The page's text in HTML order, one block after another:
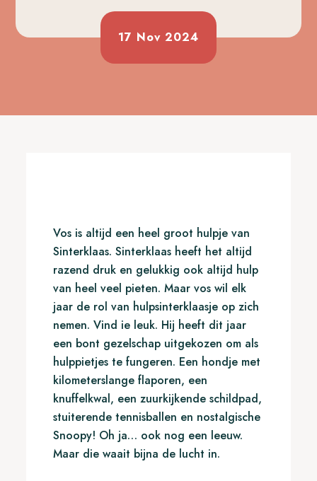
17 Nov 2024
Vos is altijd een heel groot hulpje van
Sinterklaas. Sinterklaas heeft het altijd
razend druk en gelukkig ook altijd hulp
van heel veel pieten. Maar vos wil elk
jaar de rol van hulpsinterklaasje op zich
nemen. Vind ie leuk. Hij heeft dit jaar
een bont gezelschap uitgekozen om als
hulppietjes te fungeren. Een hondje met
kilometerslange flaporen, een
knuffelkwal, een zuurkijkende schildpad,
stuiterende tennisballen en nostalgische
Snoopy! Oh ja… ook nog een leeuw.
Maar die waait bijna de lucht in.